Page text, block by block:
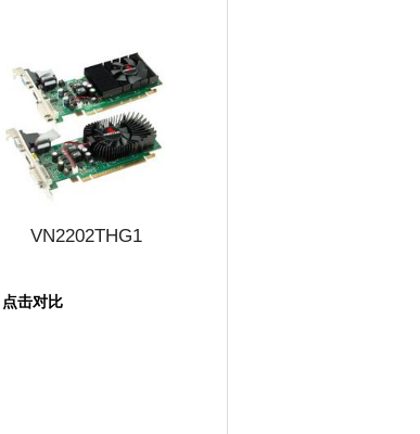
VN2202THG1
点击对比